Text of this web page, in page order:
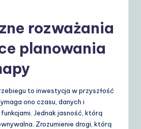
rozważania
planowania
to inwestycja w przyszłość
ono czasu, danych i
Jednak jasność, którą
Zrozumienie drogi, którą